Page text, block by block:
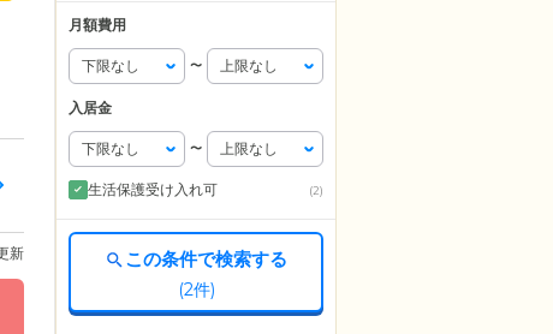
新
月額費用
〜
入居金
〜
生活保護受け入れ可 (2)
この条件で検索する
(2件)